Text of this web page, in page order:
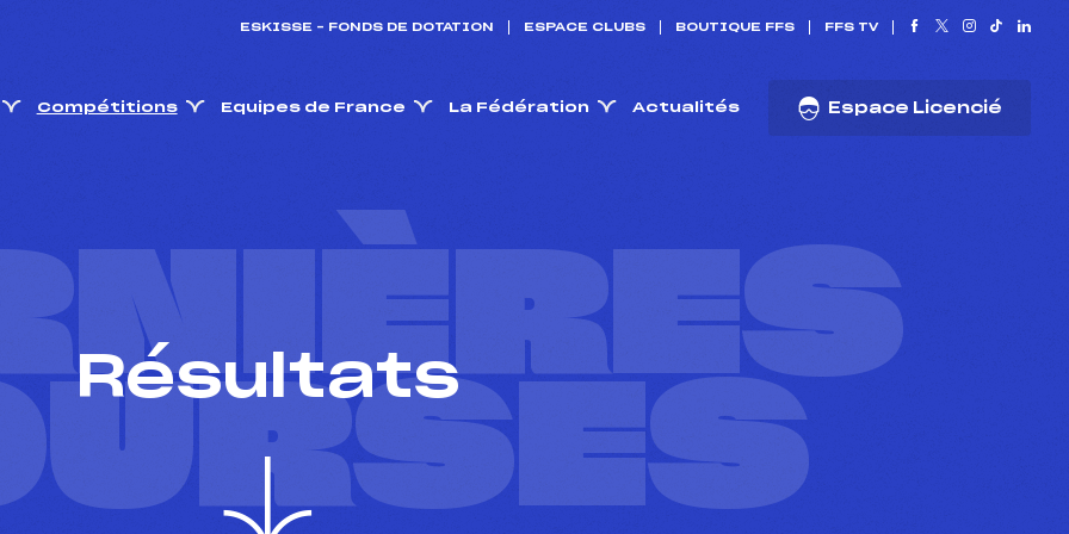
ESKISSE – FONDS DE DOTATION ESPACE CLUBS BOUTIQUE FFS FFS TV
Compétitions Equipes de France La Fédération Actualités Espace Licencié
Résultats